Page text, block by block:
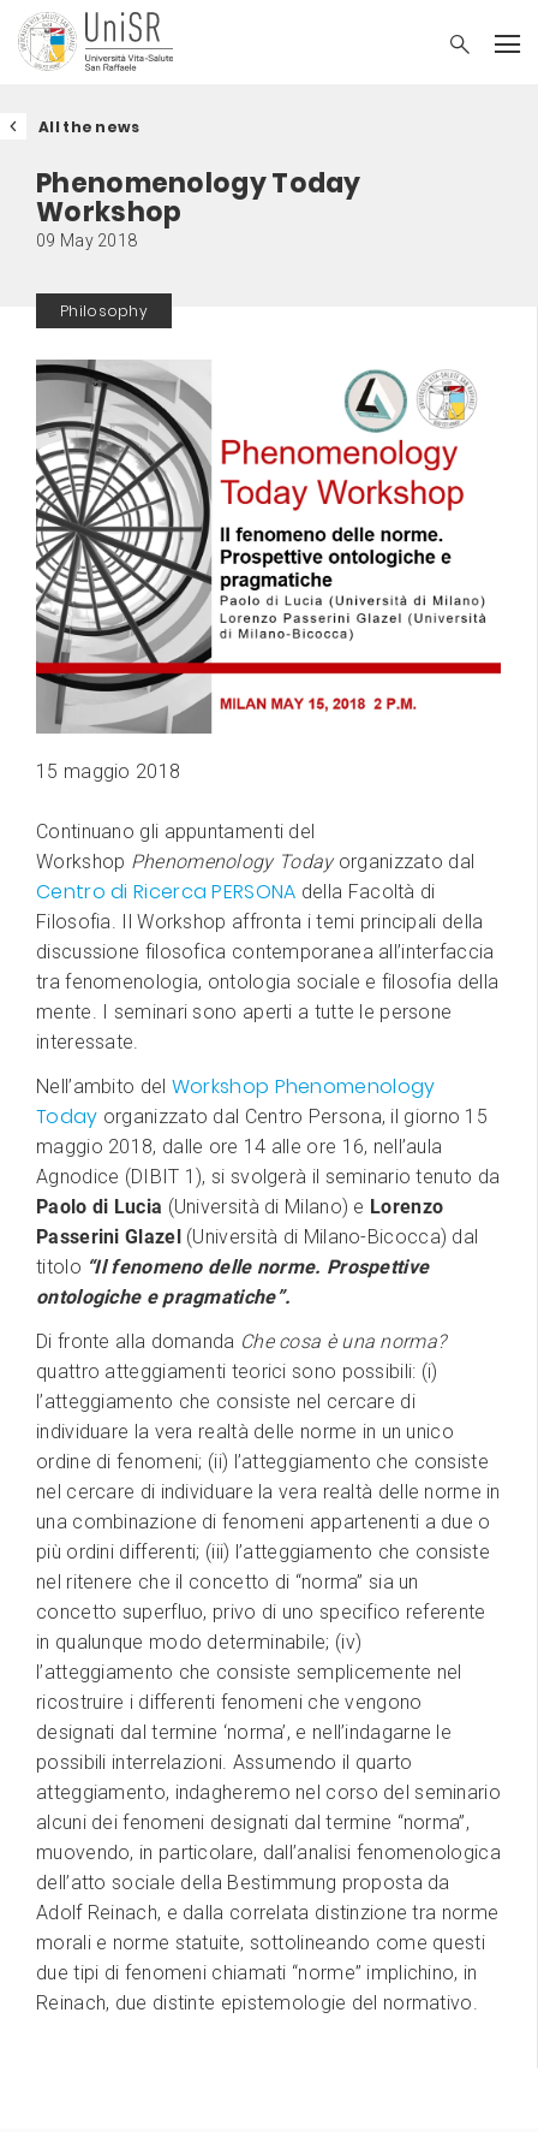
All the news
Phenomenology Today
Workshop
09 May 2018
Philosophy
15 maggio 2018
Continuano gli appuntamenti del
Workshop Phenomenology Today organizzato dal
Centro di Ricerca PERSONA della Facoltà di
Filosofia. Il Workshop affronta i temi principali della
discussione filosofica contemporanea all’interfaccia
tra fenomenologia, ontologia sociale e filosofia della
mente. I seminari sono aperti a tutte le persone
interessate.
Nell’ambito del Workshop Phenomenology
Today organizzato dal Centro Persona, il giorno 15
maggio 2018, dalle ore 14 alle ore 16, nell’aula
Agnodice (DIBIT 1), si svolgerà il seminario tenuto da
Paolo di Lucia (Università di Milano) e Lorenzo
Passerini Glazel(Università di Milano-Bicocca) dal
titolo “Il fenomeno delle norme. Prospettive
ontologiche e pragmatiche”.
Di fronte alla domanda Che cosa è una norma?
quattro atteggiamenti teorici sono possibili: (i)
l’atteggiamento che consiste nel cercare di
individuare la vera realtà delle norme in un unico
ordine di fenomeni; (ii) l’atteggiamento che consiste
nel cercare di individuare la vera realtà delle norme in
una combinazione di fenomeni appartenenti a due o
più ordini differenti; (iii) l’atteggiamento che consiste
nel ritenere che il concetto di “norma” sia un
concetto superfluo, privo di uno specifico referente
in qualunque modo determinabile; (iv)
l’atteggiamento che consiste semplicemente nel
ricostruire i differenti fenomeni che vengono
designati dal termine ‘norma’, e nell’indagarne le
possibili interrelazioni. Assumendo il quarto
atteggiamento, indagheremo nel corso del seminario
alcuni dei fenomeni designati dal termine “norma”,
muovendo, in particolare, dall’analisi fenomenologica
dell’atto sociale della Bestimmung proposta da
Adolf Reinach, e dalla correlata distinzione tra norme
morali e norme statuite, sottolineando come questi
due tipi di fenomeni chiamati “norme” implichino, in
Reinach, due distinte epistemologie del normativo.